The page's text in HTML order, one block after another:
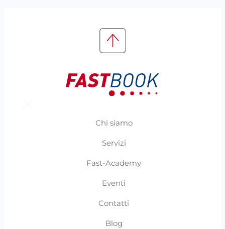
Chi siamo
Servizi
Fast-Academy
Eventi
Contatti
Blog